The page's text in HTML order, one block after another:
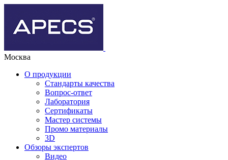
Москва
О продукции
Стандарты качества
Вопрос-ответ
Лаборатория
Сертификаты
Мастер системы
Промо материалы
3D
Обзоры экспертов
Видео